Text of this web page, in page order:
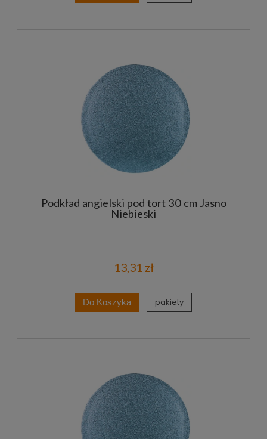
Podkład angielski pod tort 30 cm Jasno
Niebieski
13,31 zł
Do Koszyka pakiety